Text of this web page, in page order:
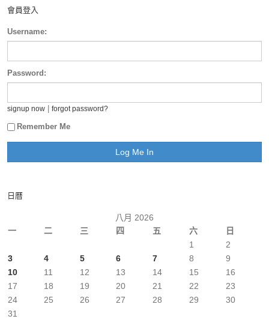
會員登入
Username:
Password:
signup now forgot password?
Remember Me
日曆
八月 2026
一
二 三 四 五 六 日
1
2
3
4 5 6 7 8
9
10
11 12 13 14 15
16
17
18 19 20 21 22
23
24
25 26 27 28 29
30
31